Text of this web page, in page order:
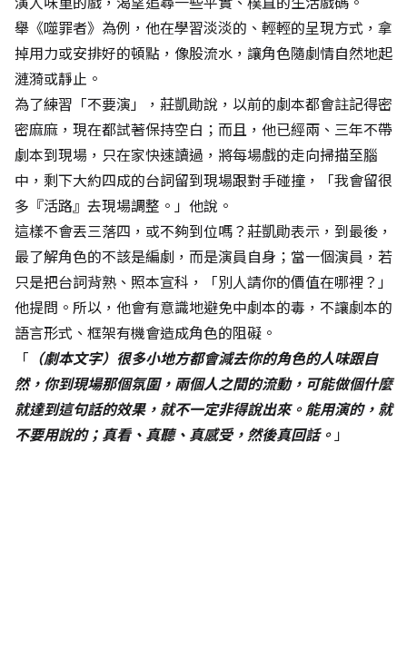
舉《噬罪者》為例，他在學習淡淡的、輕輕的呈現方式，拿
掉用力或安排好的頓點，像股流水，讓角色隨劇情自然地起
漣漪或靜止。
為了練習「不要演」，莊凱勛說，以前的劇本都會註記得密
密麻麻，現在都試著保持空白；而且，他已經兩、三年不帶
劇本到現場，只在家快速讀過，將每場戲的走向掃描至腦
中，剩下大約四成的台詞留到現場跟對手碰撞，「我會留很
多『活路』去現場調整。」他說。
這樣不會丟三落四，或不夠到位嗎？莊凱勛表示，到最後，
最了解角色的不該是編劇，而是演員自身；當一個演員，若
只是把台詞背熟、照本宣科，「別人請你的價值在哪裡？」
他提問。所以，他會有意識地避免中劇本的毒，不讓劇本的
語言形式、框架有機會造成角色的阻礙。
「 （劇本文字）很多小地方都會減去你的角色的人味跟自
然，你到現場那個氛圍，兩個人之間的流動，可能做個什麼
就達到這句話的效果，就不一定非得說出來。能用演的，就
不要用說的；真看、真聽、真感受，然後真回話。」